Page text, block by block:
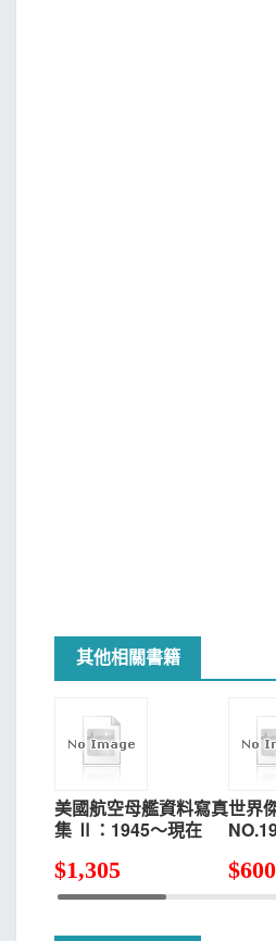
其他相關書籍
美國航空母艦資料寫真
集 Ⅱ：1945～現在
$1,305
世界
$600